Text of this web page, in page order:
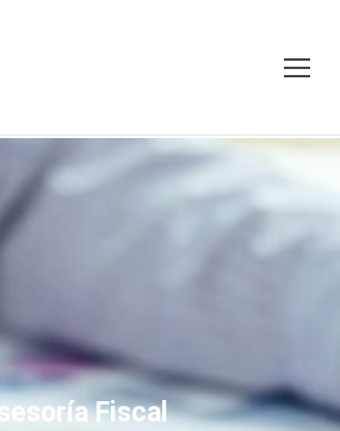
Fiscal